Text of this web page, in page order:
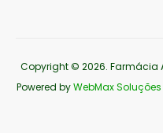
Copyright © 2026. Farmácia
Powered byWebMax